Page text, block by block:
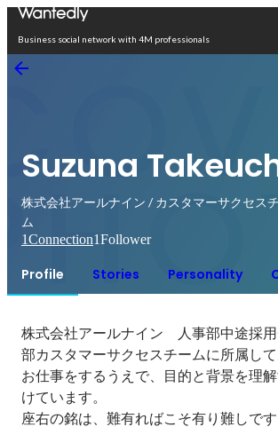
Business social network with 4M professionals
Suzuna
株式会社アールナイン / カスタマーサクセス
ム
1Connection1Follower
Profile Stories Personality
株式会社アールナイン　人事部中途採
部カスタマーサクセスチームに所属して
お仕事をするうえで、目的と背景を理
けています。
座右の銘は、難有ればこそ有り難しです